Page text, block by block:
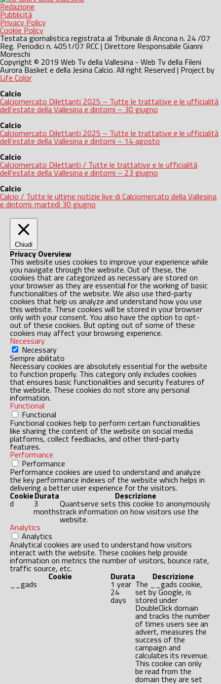
Redazione
Pubblicità
Privacy Policy
Cookie Policy
Testata giornalistica registrata al Tribunale di Ancona n. 24 /07
Reg. Periodici n. 4051/07 RCC | Direttore Responsabile Gianni
Moreschi
Copyright © 2019 Web Tv della Vallesina - Web Tv della Fileni
Aurora Basket e della Jesina Calcio. All right Reserved | Project by
Life Color
Calcio
Calciomercato Dilettanti 2025 – Tutte le trattative e le ufficialità
dell’estate della Vallesina e dintorni – 30 giugno
Calcio
Calciomercato Dilettanti 2025 – Tutte le trattative e le ufficialità
dell’estate della Vallesina e dintorni – 14 agosto
Calcio
Calciomercato Dilettanti / Tutte le trattative e le ufficialità
dell’estate della Vallesina e dintorni – 23 giugno
Calcio
Calcio / Tutte le ultime notizie live di Calciomercato della Vallesina
e dintorni: martedì 30 giugno
Chiudi
Privacy Overview
This website uses cookies to improve your experience while
you navigate through the website. Out of these, the
cookies that are categorized as necessary are stored on
your browser as they are essential for the working of basic
functionalities of the website. We also use third-party
cookies that help us analyze and understand how you use
this website. These cookies will be stored in your browser
only with your consent. You also have the option to opt-
out of these cookies. But opting out of some of these
cookies may affect your browsing experience.
Necessary
Necessary
Sempre abilitato
Necessary cookies are absolutely essential for the website
to function properly. This category only includes cookies
that ensures basic functionalities and security features of
the website. These cookies do not store any personal
information.
Functional
Functional
Functional cookies help to perform certain functionalities
like sharing the content of the website on social media
platforms, collect feedbacks, and other third-party
features.
Performance
Performance
Performance cookies are used to understand and analyze
the key performance indexes of the website which helps in
delivering a better user experience for the visitors.
CookieDurata Descrizione
d 3
months
Quantserve sets this cookie to anonymously
track information on how visitors use the
website.
Analytics
Analytics
Analytical cookies are used to understand how visitors
interact with the website. These cookies help provide
information on metrics the number of visitors, bounce rate,
traffic source, etc.
Cookie Durata Descrizione
__gads 1 year
24
days
The __gads cookie,
set by Google, is
stored under
DoubleClick domain
and tracks the number
of times users see an
advert, measures the
success of the
campaign and
calculates its revenue.
This cookie can only
be read from the
domain they are set